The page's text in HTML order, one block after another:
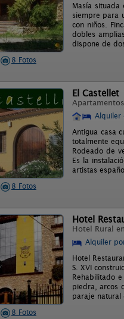
8 Fotos
Masía
siempre para
con niños.
dobles
dispone de
8 Fotos
El Castellet
Alquiler
Antigua casa
totalmente
Rodeado de
Es la
artistas
8 Fotos
Hotel
Hotel Rural en
Alquiler
Hotel
S. XVI
Rehabilitado
piedra, arcos
paraje natural